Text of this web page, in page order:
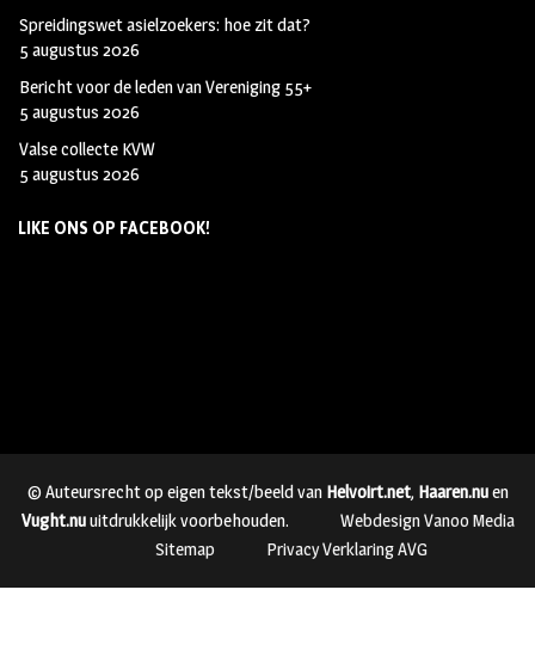
Spreidingswet asielzoekers: hoe zit dat?
5 augustus 2026
Bericht voor de leden van Vereniging 55+
5 augustus 2026
Valse collecte KVW
5 augustus 2026
LIKE ONS OP FACEBOOK!
© Auteursrecht op eigen tekst/beeld van Helvoirt.net, Haaren.nuen
Vught.nuuitdrukkelijk voorbehouden.
Webdesign Vanoo Media
Sitemap
Privacy Verklaring AVG